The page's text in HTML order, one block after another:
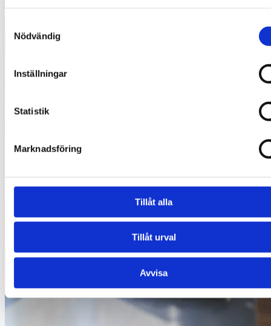
Nödvändig
Inställningar
Statistik
Marknadsföring
Tillåt alla
Tillåt urval
Avvisa